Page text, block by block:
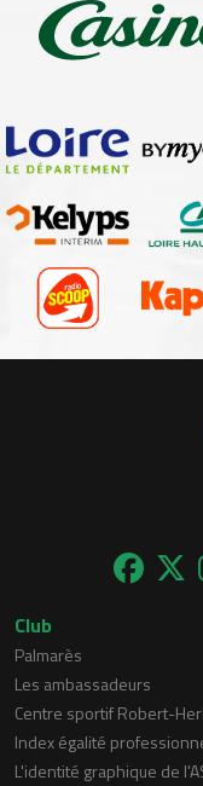
Club
Palmarès
Les ambassadeurs
Centre sportif Robert-
Index égalité
L'identité graphique de